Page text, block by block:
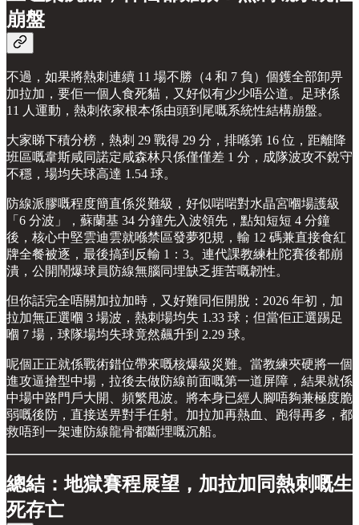
崩盤
不過，如果將熱刺連續 11 場不勝（4 和 7 負）個鑊全部卸畀
加拉加，要佢一個人食死貓，又好似有少少唔公道。足球係
11 人運動，熱刺依家根本係由頭到尾嘅系統性結構崩盤。
大家睇下積分榜，熱刺 29 戰得 29 分，排喺第 16 位，距離降
班區嘅韋斯咸同諾定咸森林只係僅僅差 1 分，成隊波攻不銳守
不穩，場均失球高達 1.54 球。
防線派膠嘅程度簡直係災難級，好似啱啱對水晶宮嗰場護級
「6 分波」，蘇蘭基 34 分鐘先入波領先，點知短短 4 分鐘
後，核心中堅雲迪雲就喺禁區發夢犯規，輸 12 碼兼直接食紅
牌全餐被逐，最後搞到反輸 1：3。連代課教練杜陀賽後都崩
潰，公開鬧爆球員防線無腦同埋缺乏捱苦嘅韌性。
但你話完全唔關加拉加時，又好難同佢開脫：2026 年初，加
拉加無正選嗰 3 場波，熱刺場均失 1.33 球；但當佢正選踢足
嗰 7 場，球隊場均失球竟然飆升到 2.29 球。
呢個正正就係戰術錯位帶來嘅核爆級災難。當教練夾硬將一個
進攻逼搶型中場，拉後去做防線前面嘅第一道屏障，結果就係
中場中路門戶大開、頻繁甩波。將本身已經人腳唔夠兼極度脆
弱嘅後防，直接送畀對手任射。加拉加再熱血、跑得再多，都
救唔到一架連防線龍骨都斷埋嘅沉船。
總結：地獄賽程展望，加拉加同熱刺嘅生
死存亡